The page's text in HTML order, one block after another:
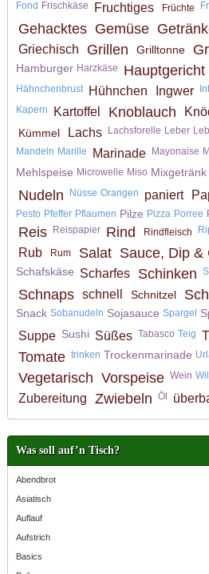
Fond Frischkäse Fruchtiges Früchte
Gehacktes Gemüse
Griechisch Grillen Grilltonne
Hamburger Harzkäse Hauptgericht
Hähnchenbrust
Hühnchen Ingwer
Kapern Kartoffel Knoblauch
Kümmel Lachs Lachsforelle Leber
Mandeln Marille Marinade Mayonaise
Mehlspeise Microwelle Miso Mixgetränk
Nudeln Nüsse Orangen paniert
Pesto Pfeffer Pflaumen Pilze Pizza Porree
Reis Reispapier Rind Rindfleisch
Rub Rum Salat Sauce, Dip &
Schafskäse Scharfes Schinken
Schnaps schnell Schnitzel
Snack Sobanudeln Sojasauce Spargel
Suppe Sushi Süßes Tabasco Teig
Tomate trinken Trockenmarinade
Vegetarisch Vorspeise Wein
Zubereitung
Zwiebeln Öl
Was soll auf’n Tisch?
Abendbrot
Asiatisch
Auflauf
Aufstrich
Basics